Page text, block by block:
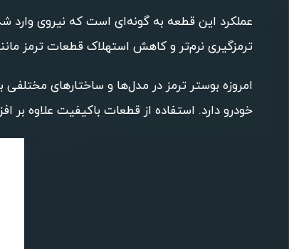
عملکرد این قطعه به گونه‌ای است که نیروی وارد
ترمزگیری نرم‌تر و کاهش استهلاک قطعات ترمز
امروزه بوستر ترمز در مدل‌ها و ساختارهای
خودرو دارد. استفاده از قطعات باکیفیت علاوه